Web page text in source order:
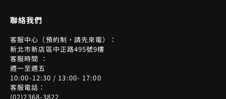
聯絡我們
客服中心（預約制，請先來電）：
新北市新店區中正路495號9樓
客服時間 ：
週一至週五
10:00-12:30 / 13:00- 17:00
客服電話：
(02)2368-3822